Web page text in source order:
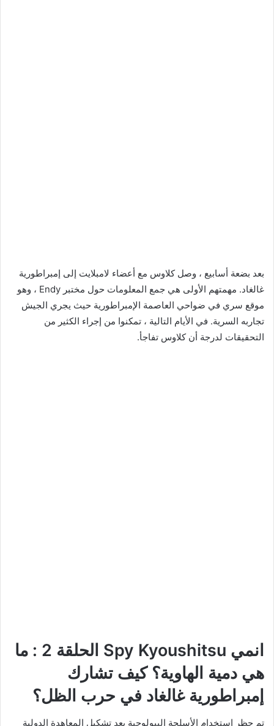
بعد بضعة أسابيع ، وصل كلاوس مع أعضاء لامبلايت إلى إمبراطورية
غالغاد. مهمتهم الأولى هي جمع المعلومات حول مختبر Endy ، وهو
موقع سري في ضواحي العاصمة الإمبراطورية حيث يجري الجيش
تجاربه السرية. في الأيام التالية ، تمكنوا من إجراء الكثير من
التحقيقات لدرجة أن كلاوس تفاجأ.
انمي Spy Kyoushitsu الحلقة 2 : ما
هي دمية الهاوية؟ كيف تشارك
إمبراطورية غالغاد في حرب الظل؟
تم حظر استخدام الأسلحة البيولوجية بعد تشكيل المعاهدة الدولية